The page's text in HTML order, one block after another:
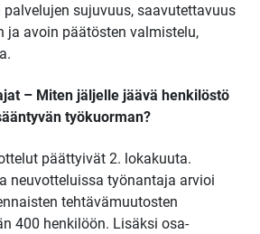
sujuvuus, saavutettavuus
ja avoin päätösten valmistelu,
– Miten jäljelle jäävä henkilöstö
työkuorman?
päättyivät 2. lokakuuta.
neuvotteluissa työnantaja arvioi
tehtävämuutosten
400 henkilöön. Lisäksi osa-